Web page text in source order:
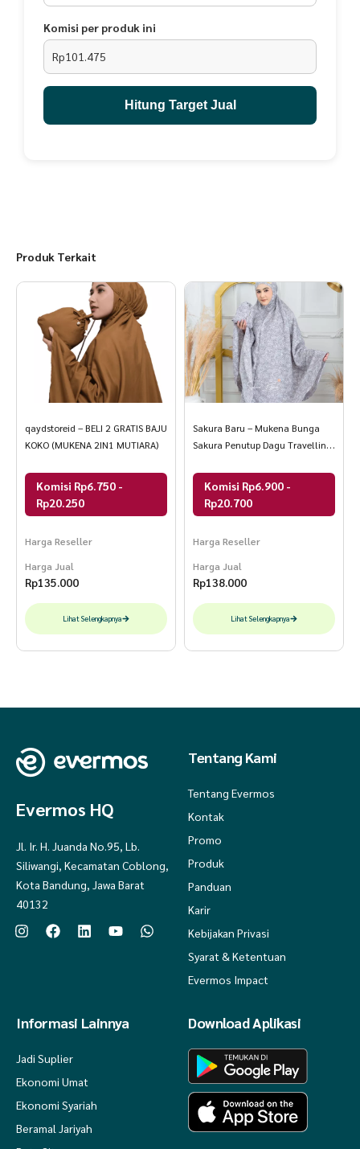
Komisi per produk ini
Rp101.475
Hitung Target Jual
Produk Terkait
qaydstoreid – BELI 2 GRATIS BAJU
KOKO (MUKENA 2IN1 MUTIARA)
Komisi Rp6.750 -
Rp20.250
Harga Reseller
Harga Jual
Rp135.000
Lihat Selengkapnya
Sakura Baru – Mukena Bunga
Sakura Penutup Dagu Travelling
Komisi Rp6.900 -
Rp20.700
Harga Reseller
Harga Jual
Rp138.000
Lihat Selengkapnya
Evermos HQ
Jl. Ir. H. Juanda No.95, Lb.
Siliwangi, Kecamatan Coblong,
Kota Bandung, Jawa Barat
40132
Tentang Kami
Tentang Evermos
Kontak
Promo
Produk
Panduan
Karir
Kebijakan Privasi
Syarat & Ketentuan
Evermos Impact
Informasi Lainnya
Jadi Suplier
Ekonomi Umat
Ekonomi Syariah
Beramal Jariyah
Download Aplikasi